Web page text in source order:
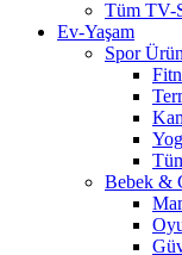
Tüm TV-
Ev-Yaşam
Spor
Bebek &